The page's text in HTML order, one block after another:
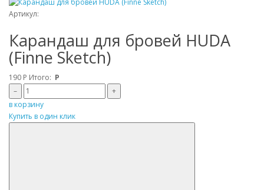
Артикул:
Карандаш для бровей HUDA
(Finne Sketch)
190 Р Итого: Р
–
+
в корзину
Купить в один клик